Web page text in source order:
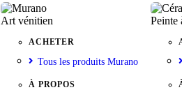
Art vénitien
ACHETER
Tous les produits Murano
À PROPOS
Peinte